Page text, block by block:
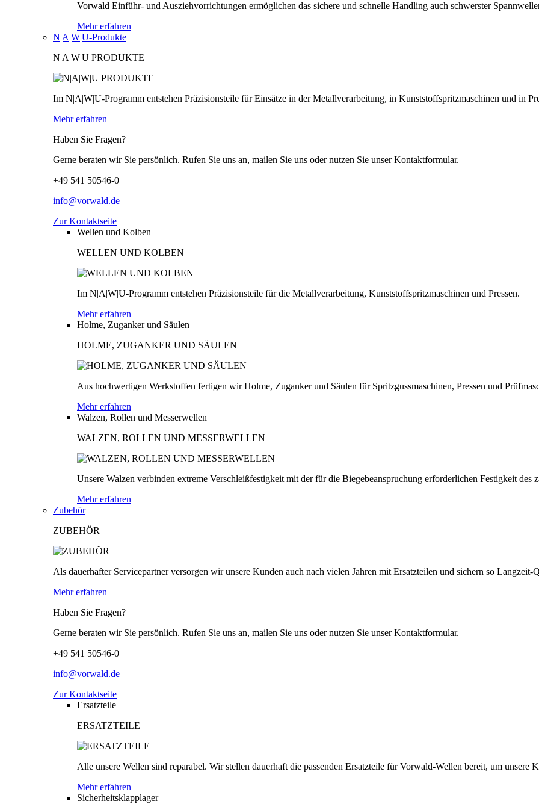
Vorwald Einführ- und Ausziehvorrichtungen ermöglichen das sichere und schnelle Handling auch schwerster
Mehr erfahren
N|A|W|U-Produkte
N|A|W|U PRODUKTE
Im N|A|W|U-Programm entstehen Präzisionsteile für Einsätze in der Metallverarbeitung, in Kunststoffspritzmaschinen und in
Mehr erfahren
Haben Sie Fragen?
Gerne beraten wir Sie persönlich. Rufen Sie uns an, mailen Sie uns oder nutzen Sie unser Kontaktformular.
+49 541 50546-0
info@vorwald.de
Zur Kontaktseite
Wellen und Kolben
WELLEN UND KOLBEN
Im N|A|W|U-Programm entstehen Präzisionsteile für die Metallverarbeitung, Kunststoffspritzmaschinen und Pressen.
Mehr erfahren
Holme, Zuganker und Säulen
HOLME, ZUGANKER UND SÄULEN
Aus hochwertigen Werkstoffen fertigen wir Holme, Zuganker und Säulen für Spritzgussmaschinen, Pressen und
Mehr erfahren
Walzen, Rollen und Messerwellen
WALZEN, ROLLEN UND MESSERWELLEN
Unsere Walzen verbinden extreme Verschleißfestigkeit mit der für die Biegebeanspruchung erforderlichen Festigkeit des
Mehr erfahren
Zubehör
ZUBEHÖR
Als dauerhafter Servicepartner versorgen wir unsere Kunden auch nach vielen Jahren mit Ersatzteilen und sichern so Langzeit-
Mehr erfahren
Haben Sie Fragen?
Gerne beraten wir Sie persönlich. Rufen Sie uns an, mailen Sie uns oder nutzen Sie unser Kontaktformular.
+49 541 50546-0
info@vorwald.de
Zur Kontaktseite
Ersatzteile
ERSATZTEILE
Alle unsere Wellen sind reparabel. Wir stellen dauerhaft die passenden Ersatzteile für Vorwald-Wellen bereit, um unsere
Mehr erfahren
Sicherheitsklapplager